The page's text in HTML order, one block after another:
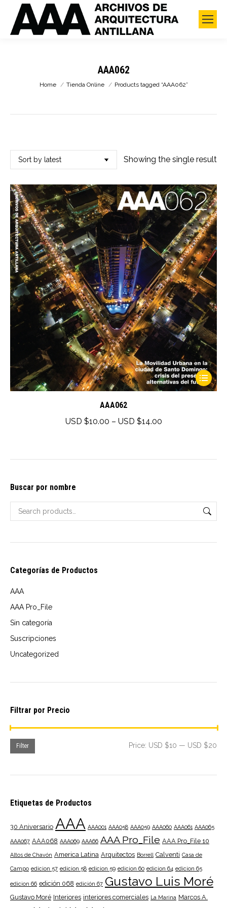
AAA062
You are here:
Home Tienda Online Products tagged “AAA062”
Showing the single result
This
product
options
chosen
on
AAA062
USD $10.00 – USD $14.00Price
Buscar por nombre
Categorías de Productos
AAA
AAA Pro_File
Sin categoría
Suscripciones
Uncategorized
Filtrar por Precio
Filter Price: USD $10 — USD $20
Etiquetas de Productos
30 Aniversario AAA AAA001 AAA058 AAA059 AAA060 AAA061 AAA065
AAA067 AAA068 AAA069 AAA66 AAA Pro_File AAA Pro_File 10
Altos de Chavón America Latina Arquitectos Borrell Calventi Casa de
Campo edicion 57 edicion 58 edicion 59 edicion 60 edicion 64 edicion 65
edicion 66 edición 068 edición 67 Gustavo Luis Moré
Gustavo Moré Interiores interiores comerciales La Marina Marcos A.